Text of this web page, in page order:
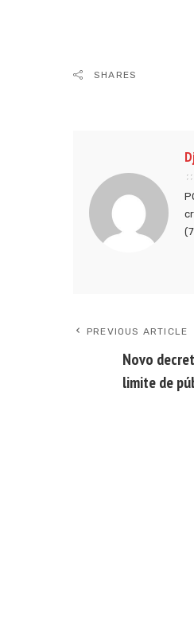
SHARES
PREVIOUS ARTICLE
Novo
limite de